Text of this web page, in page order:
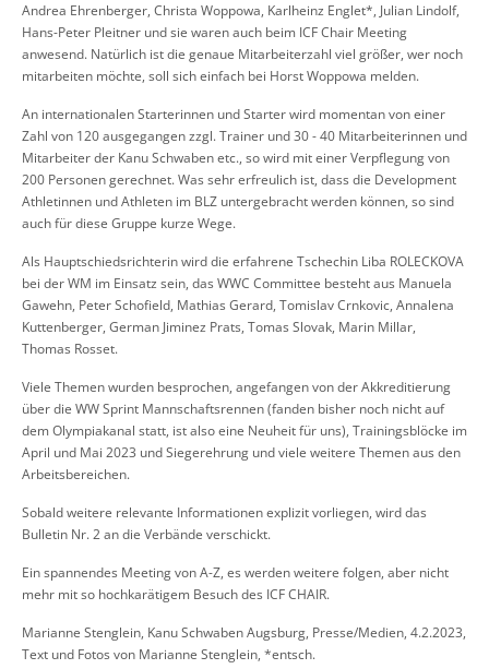
Andrea Ehrenberger, Christa Woppowa, Karlheinz Englet*, Julian Lindolf,
Hans-Peter Pleitner und sie waren auch beim ICF Chair Meeting
anwesend. Natürlich ist die genaue Mitarbeiterzahl viel größer, wer noch
mitarbeiten möchte, soll sich einfach bei Horst Woppowa melden.
An internationalen Starterinnen und Starter wird momentan von einer
Zahl von 120 ausgegangen zzgl. Trainer und 30 - 40 Mitarbeiterinnen und
Mitarbeiter der Kanu Schwaben etc., so wird mit einer Verpflegung von
200 Personen gerechnet. Was sehr erfreulich ist, dass die Development
Athletinnen und Athleten im BLZ untergebracht werden können, so sind
auch für diese Gruppe kurze Wege.
Als Hauptschiedsrichterin wird die erfahrene Tschechin Liba ROLECKOVA
bei der WM im Einsatz sein, das WWC Committee besteht aus Manuela
Gawehn, Peter Schofield, Mathias Gerard, Tomislav Crnkovic, Annalena
Kuttenberger, German Jiminez Prats, Tomas Slovak, Marin Millar,
Thomas Rosset.
Viele Themen wurden besprochen, angefangen von der Akkreditierung
über die WW Sprint Mannschaftsrennen (fanden bisher noch nicht auf
dem Olympiakanal statt, ist also eine Neuheit für uns), Trainingsblöcke im
April und Mai 2023 und Siegerehrung und viele weitere Themen aus den
Arbeitsbereichen.
Sobald weitere relevante Informationen explizit vorliegen, wird das
Bulletin Nr. 2 an die Verbände verschickt.
Ein spannendes Meeting von A-Z, es werden weitere folgen, aber nicht
mehr mit so hochkarätigem Besuch des ICF CHAIR.
Marianne Stenglein, Kanu Schwaben Augsburg, Presse/Medien, 4.2.2023,
Text und Fotos von Marianne Stenglein, *entsch.